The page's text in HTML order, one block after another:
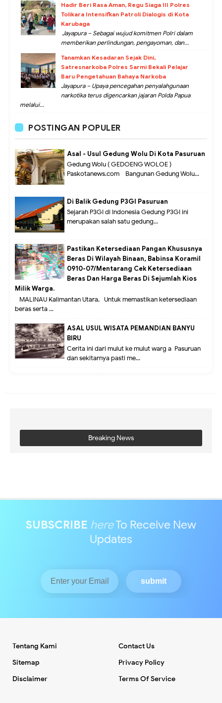
Hadir Beri Rasa Aman, Regu Siaga III Polres
Tolikara Intensifkan Patroli Dialogis di Kota
Karubaga
Jayapura – Sebagai wujud komitmen Polri dalam
memberikan perlindungan, pengayoman, dan...
Tanamkan Kesadaran Sejak Dini,
Satresnarkoba Polres Sarmi Bekali Pelajar
Baru Pengetahuan Bahaya Narkoba
Jayapura – Upaya pencegahan penyalahgunaan
narkotika terus digencarkan jajaran Polda Papua
melalui...
POSTINGAN POPULER
Asal - Usul Gedung Wolu Di Kota Pasuruan
Gedung Wolu ( GEDOENG WOLOE )
Paskotanews.com - Bangunan Gedung Wolu...
Di Balik Gedung P3GI Pasuruan
Sejarah P3GI di Indonesia Gedung P3GI ini
merupakan salah satu gedung...
Pastikan Ketersediaan Pangan Khususnya
Beras Di Wilayah Binaan, Babinsa Koramil
0910-07/Mentarang Cek Ketersediaan
Beras Dan Harga Beras Di Sejumlah Kios
Milik Warga.
MALINAU Kalimantan Utara,- Untuk memastikan ketersediaan
beras serta ...
ASAL USUL WISATA PEMANDIAN BANYU
BIRU
Cerita ini dari mulut ke mulut warg a Pasuruan
dan sekitarnya pasti me...
Breaking News
SUBSCRIBE hereTo Receive New
Updates
Tentang Kami
Contact Us
Sitemap
Privacy Policy
Disclaimer
Terms Of Service